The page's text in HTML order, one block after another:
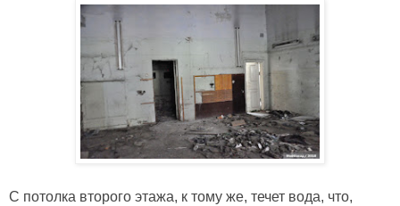
С потолка второго этажа, к тому же, течет вода, что,